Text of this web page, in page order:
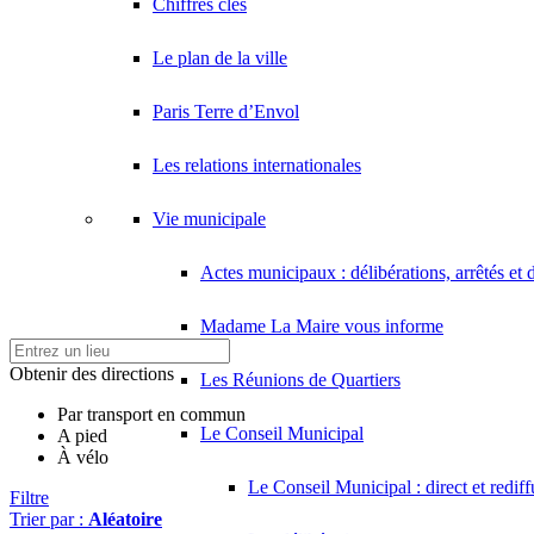
Chiffres clés
Le plan de la ville
Paris Terre d’Envol
Les relations internationales
Vie municipale
Actes municipaux : délibérations, arrêtés et
Madame La Maire vous informe
Les Réunions de Quartiers
Le Conseil Municipal
Le Conseil Municipal : direct et
Obtenir des directions
Par transport en commun
A pied
À vélo
Filtre
Trier par : Aléatoire